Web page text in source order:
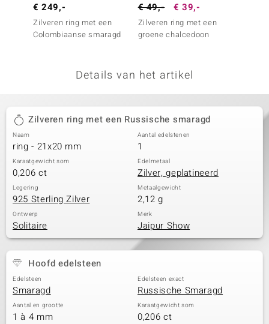
€ 249,-
Zilveren ring met een
Colombiaanse smaragd
€ 49,- € 39,-
Zilveren ring met een
groene chalcedoon
Details van het artikel
Zilveren ring met een Russische smaragd
Naam
ring - 21x20 mm
Aantal edelstenen
1
Karaatgewicht som
0,206 ct
Edelmetaal
Zilver, geplatineerd
Legering
925 Sterling Zilver
Metaalgewicht
2,12 g
Ontwerp
Solitaire
Merk
Jaipur Show
Hoofd edelsteen
Edelsteen
Smaragd
Edelsteen exact
Russische Smaragd
Aantal en grootte
1 à 4 mm
Karaatgewicht som
0,206 ct